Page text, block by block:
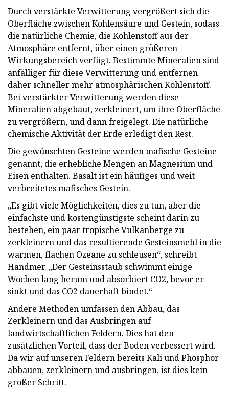
Durch verstärkte Verwitterung vergrößert sich die
Oberfläche zwischen Kohlensäure und Gestein, sodass
die natürliche Chemie, die Kohlenstoff aus der
Atmosphäre entfernt, über einen größeren
Wirkungsbereich verfügt. Bestimmte Mineralien sind
anfälliger für diese Verwitterung und entfernen
daher schneller mehr atmosphärischen Kohlenstoff.
Bei verstärkter Verwitterung werden diese
Mineralien abgebaut, zerkleinert, um ihre Oberfläche
zu vergrößern, und dann freigelegt. Die natürliche
chemische Aktivität der Erde erledigt den Rest.
Die gewünschten Gesteine ​​werden mafische Gesteine ​​
genannt, die erhebliche Mengen an Magnesium und
Eisen enthalten. Basalt ist ein häufiges und weit
verbreitetes mafisches Gestein.
„Es gibt viele Möglichkeiten, dies zu tun, aber die
einfachste und kostengünstigste scheint darin zu
bestehen, ein paar tropische Vulkanberge zu
zerkleinern und das resultierende Gesteinsmehl in die
warmen, flachen Ozeane zu schleusen“, schreibt
Handmer. „Der Gesteinsstaub schwimmt einige
Wochen lang herum und absorbiert CO2, bevor er
sinkt und das CO2 dauerhaft bindet.“
Andere Methoden umfassen den Abbau, das
Zerkleinern und das Ausbringen auf
landwirtschaftlichen Feldern. Dies hat den
zusätzlichen Vorteil, dass der Boden verbessert wird.
Da wir auf unseren Feldern bereits Kali und Phosphor
abbauen, zerkleinern und ausbringen, ist dies kein
großer Schritt.